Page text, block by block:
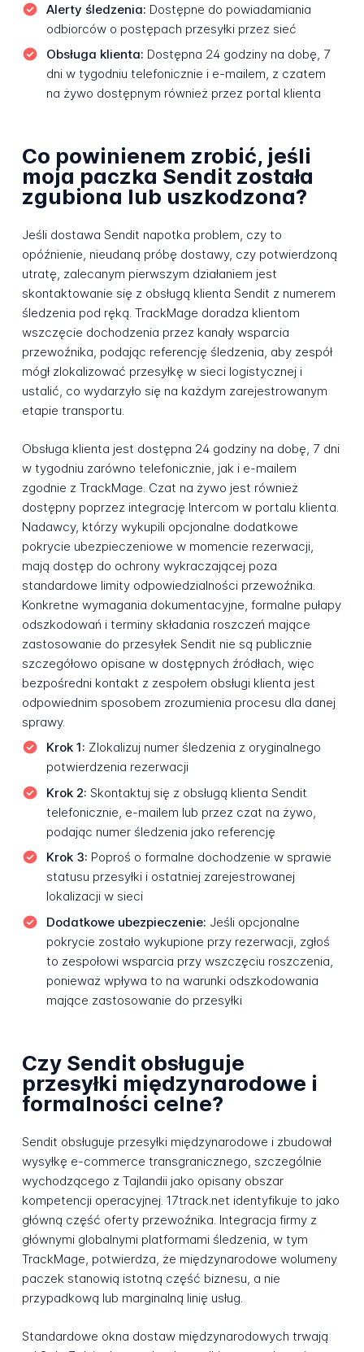
Alerty śledzenia: Dostępne do powiadamiania
odbiorców o postępach przesyłki przez sieć
Obsługa klienta: Dostępna 24 godziny na dobę, 7
dni w tygodniu telefonicznie i e-mailem, z czatem
na żywo dostępnym również przez portal klienta
Co powinienem zrobić, jeśli
moja paczka Sendit została
zgubiona lub uszkodzona?
Jeśli dostawa Sendit napotka problem, czy to
opóźnienie, nieudaną próbę dostawy, czy potwierdzoną
utratę, zalecanym pierwszym działaniem jest
skontaktowanie się z obsługą klienta Sendit z numerem
śledzenia pod ręką. TrackMage doradza klientom
wszczęcie dochodzenia przez kanały wsparcia
przewoźnika, podając referencję śledzenia, aby zespół
mógł zlokalizować przesyłkę w sieci logistycznej i
ustalić, co wydarzyło się na każdym zarejestrowanym
etapie transportu.
Obsługa klienta jest dostępna 24 godziny na dobę, 7 dni
w tygodniu zarówno telefonicznie, jak i e-mailem
zgodnie z TrackMage. Czat na żywo jest również
dostępny poprzez integrację Intercom w portalu klienta.
Nadawcy, którzy wykupili opcjonalne dodatkowe
pokrycie ubezpieczeniowe w momencie rezerwacji,
mają dostęp do ochrony wykraczającej poza
standardowe limity odpowiedzialności przewoźnika.
Konkretne wymagania dokumentacyjne, formalne pułapy
odszkodowań i terminy składania roszczeń mające
zastosowanie do przesyłek Sendit nie są publicznie
szczegółowo opisane w dostępnych źródłach, więc
bezpośredni kontakt z zespołem obsługi klienta jest
odpowiednim sposobem zrozumienia procesu dla danej
sprawy.
Krok 1: Zlokalizuj numer śledzenia z oryginalnego
potwierdzenia rezerwacji
Krok 2: Skontaktuj się z obsługą klienta Sendit
telefonicznie, e-mailem lub przez czat na żywo,
podając numer śledzenia jako referencję
Krok 3: Poproś o formalne dochodzenie w sprawie
statusu przesyłki i ostatniej zarejestrowanej
lokalizacji w sieci
Dodatkowe ubezpieczenie: Jeśli opcjonalne
pokrycie zostało wykupione przy rezerwacji, zgłoś
to zespołowi wsparcia przy wszczęciu roszczenia,
ponieważ wpływa to na warunki odszkodowania
mające zastosowanie do przesyłki
Czy Sendit obsługuje
przesyłki międzynarodowe i
formalności celne?
Sendit obsługuje przesyłki międzynarodowe i zbudował
wysyłkę e-commerce transgranicznego, szczególnie
wychodzącego z Tajlandii jako opisany obszar
kompetencji operacyjnej. 17track.net identyfikuje to jako
główną część oferty przewoźnika. Integracja firmy z
głównymi globalnymi platformami śledzenia, w tym
TrackMage, potwierdza, że międzynarodowe wolumeny
paczek stanowią istotną część biznesu, a nie
przypadkową lub marginalną linię usług.
Standardowe okna dostaw międzynarodowych trwają